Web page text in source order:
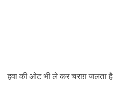
हवा की ओट भी ले कर चराग़ जलता है